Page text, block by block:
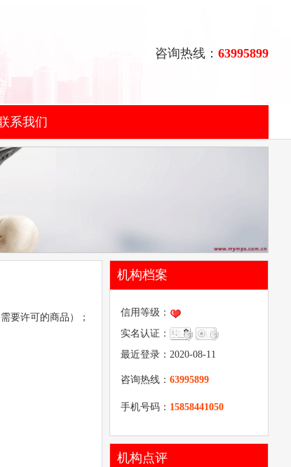
咨询热线： 63995899
系我们
要许可的商品）；
机构档案
信用等级：
实名认证：
最近登录：2020-08-11
咨询热线： 63995899
手机号码： 15858441050
机构点评